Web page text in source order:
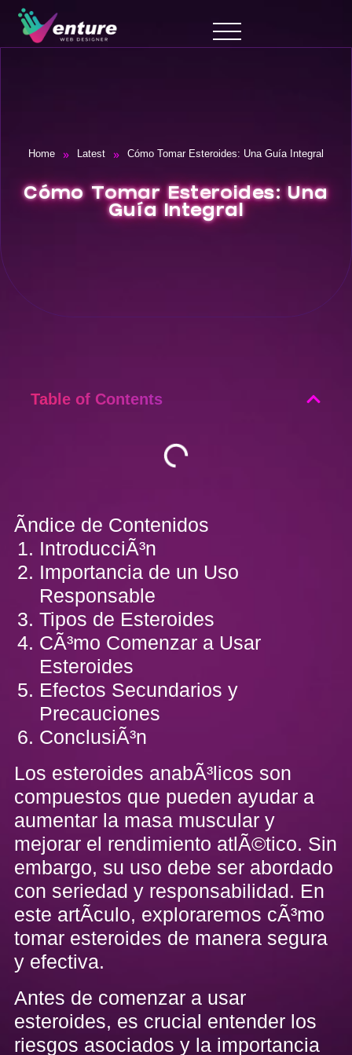
Home » Latest » Cómo Tomar Esteroides: Una Guía Integral
Cómo Tomar Esteroides: Una
Guía Integral
Table of Contents
Ãndice de Contenidos
IntroducciÃ³n
Importancia de un Uso
Responsable
Tipos de Esteroides
CÃ³mo Comenzar a Usar
Esteroides
Efectos Secundarios y
Precauciones
ConclusiÃ³n
Los esteroides anabÃ³licos son
compuestos que pueden ayudar a
aumentar la masa muscular y
mejorar el rendimiento atlÃ©tico. Sin
embargo, su uso debe ser abordado
con seriedad y responsabilidad. En
este artÃ­culo, exploraremos cÃ³mo
tomar esteroides de manera segura
y efectiva.
Antes de comenzar a usar
esteroides, es crucial entender los
riesgos asociados y la importancia